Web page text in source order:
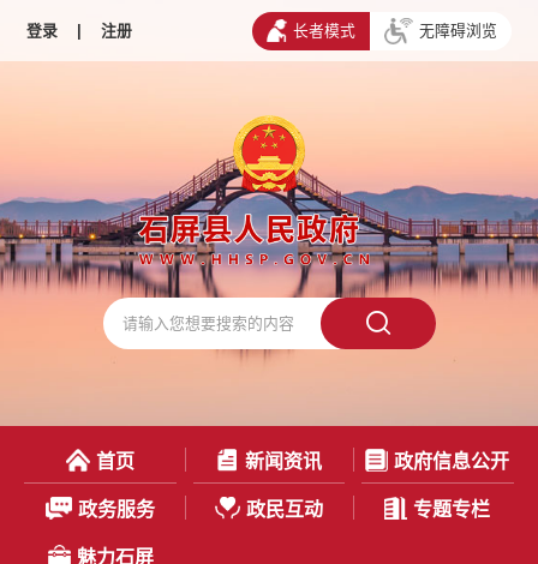
登录 | 注册 长者模式 无障碍浏览
首页 新闻资讯 政府信息公开
政务服务 政民互动 专题专栏
魅力石屏